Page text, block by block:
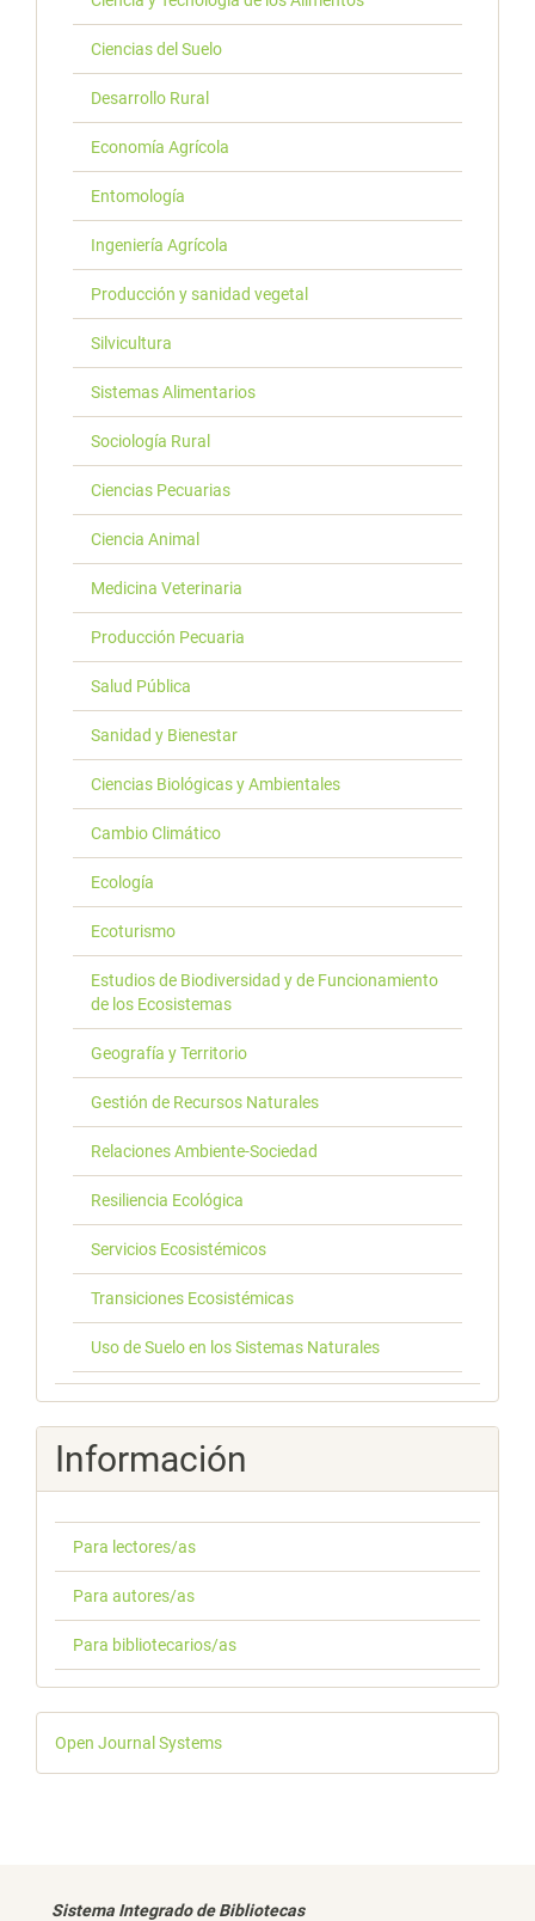
Ciencias del Suelo
Desarrollo Rural
Economía Agrícola
Entomología
Ingeniería Agrícola
Producción y sanidad vegetal
Silvicultura
Sistemas Alimentarios
Sociología Rural
Ciencias Pecuarias
Ciencia Animal
Medicina Veterinaria
Producción Pecuaria
Salud Pública
Sanidad y Bienestar
Ciencias Biológicas y Ambientales
Cambio Climático
Ecología
Ecoturismo
Estudios de Biodiversidad y de Funcionamiento
de los Ecosistemas
Geografía y Territorio
Gestión de Recursos Naturales
Relaciones Ambiente-Sociedad
Resiliencia Ecológica
Servicios Ecosistémicos
Transiciones Ecosistémicas
Uso de Suelo en los Sistemas Naturales
Información
Para lectores/as
Para autores/as
Para bibliotecarios/as
Desarrollado
por
Open Journal Systems
Sistema Integrado de Bibliotecas